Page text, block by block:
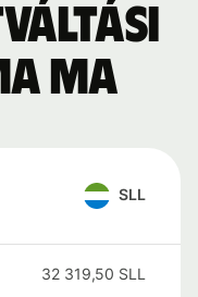
ma
SLL
32 319,50 SLL